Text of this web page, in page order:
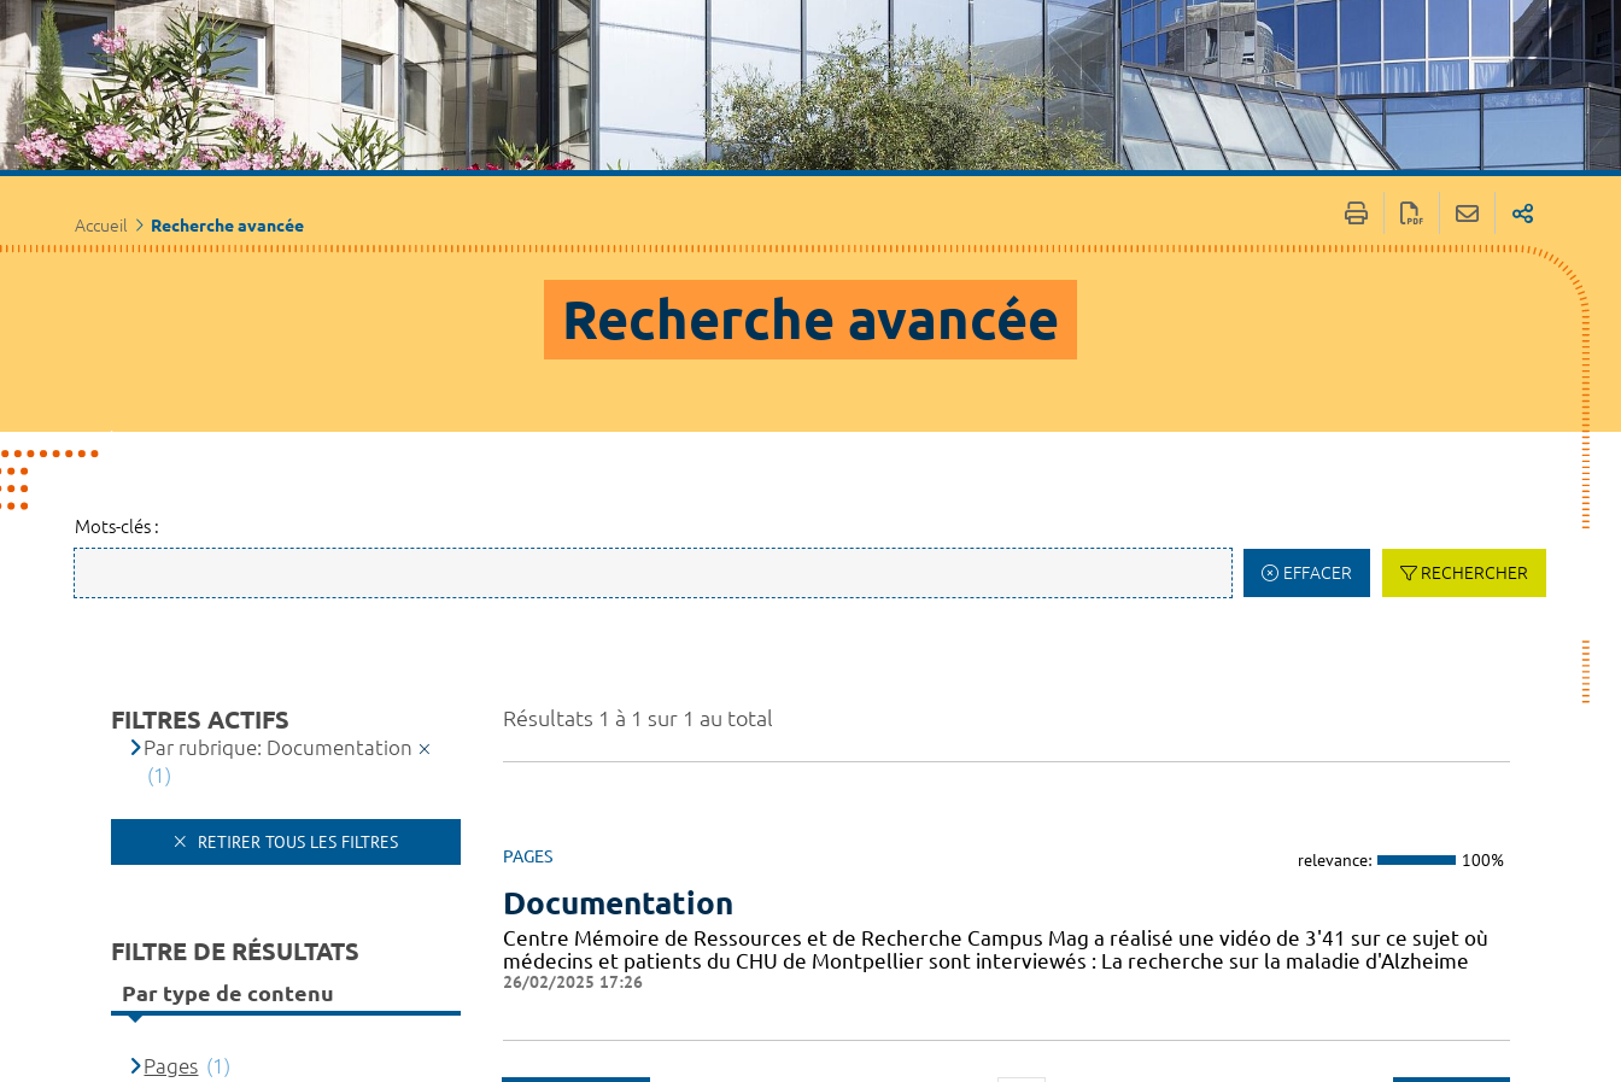
Accueil Recherche avancée
Recherche avancée
Mots-clés :
EFFACER RECHERCHER
Résultats 1 à 1 sur 1 au total
PAGES relevance: 100%
Documentation
Centre Mémoire de Ressources et de Recherche Campus Mag a réalisé une vidéo de 3'41 sur ce sujet où
médecins et patients du CHU de Montpellier sont interviewés : La recherche sur la maladie d'Alzheime
26/02/2025 17:26
FILTRES ACTIFS
Par rubrique: Documentation
(1)
RETIRER TOUS LES FILTRES
FILTRE DE RÉSULTATS
Par type de contenu
Pages (1)